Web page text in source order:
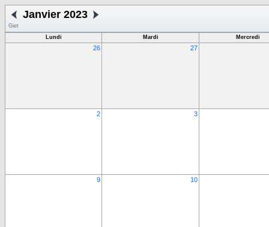
Janvier 2023
Giet
Lundi
Mardi Mercredi
26 27
2 3
9 10